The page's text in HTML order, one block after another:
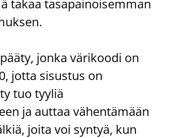
takaa tasapainoisemman
jonka värikoodi on
jotta sisustus on
tuo tyyliä
ja auttaa vähentämään
joita voi syntyä, kun